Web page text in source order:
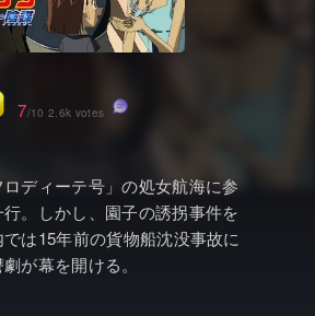
国内映画
アジアTV番組・ドラマ
アジア映画
ドキュメンタリー
Netflixオリジナル作品
Netflix配信作品カスタム検索
トレンド
VOD 総合作品情報
Watchlistへ
Netflix Video
ディーテ号」の処女航海に参
。しかし、園子の誘拐事件を
は15年前の貨物船沈没事故に
が幕を開ける。
7/10 2.6k votes